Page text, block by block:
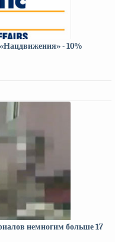
- 10%
немногим больше 17